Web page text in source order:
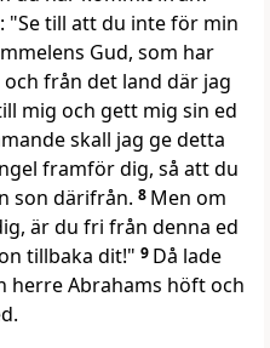
"Se till att du inte för min
Gud, som har
från det land där jag
mig och gett mig sin ed
skall jag ge detta
framför dig, så att du
son därifrån. 8 Men om
är du fri från denna ed
tillbaka dit!" 9 Då lade
herre Abrahams höft och